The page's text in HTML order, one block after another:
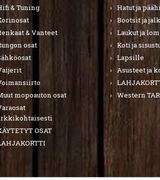
& Tuning
& Vanteet
osat
mopoauton osat
OSAT
Hatut ja
Bootsit ja
Laukut ja
Koti ja
Lapsille
Asusteet ja
Western